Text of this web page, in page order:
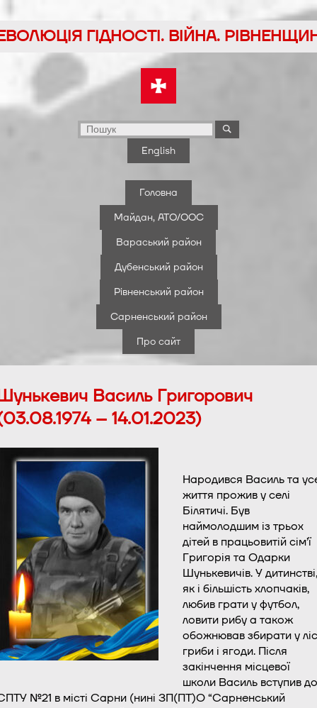
ГІДНОСТІ. ВІЙНА.
English
Головна
Майдан, АТО/ООС
Вараський район
Дубенський район
Рівненський район
Сарненський район
Про сайт
Василь Григорович
– 14.01.2023)
Народився Василь та
життя прожив у селі
Білятичі. Був
наймолодшим із трьох
дітей в працьовитій сім’ї
Григорія та Одарки
Шунькевичів. У дитинстві,
як і більшість хлопчаків,
любив грати у футбол,
ловити рибу а також
обожнював збирати у
гриби і ягоди. Після
закінчення місцевої
школи Василь вступив до
№21 в місті Сарни (нині ЗП(ПТ)О “Сарненський